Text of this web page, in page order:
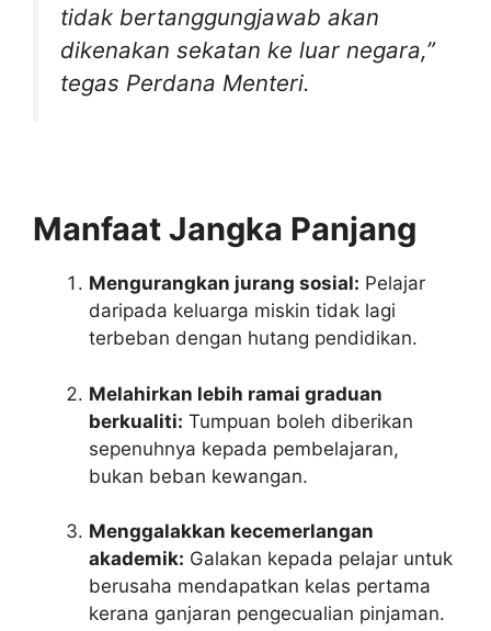
tidak bertanggungjawab akan
dikenakan sekatan ke luar negara,”
tegas Perdana Menteri.
Manfaat Jangka Panjang
Mengurangkan jurang sosial: Pelajar
daripada keluarga miskin tidak lagi
terbeban dengan hutang pendidikan.
Melahirkan lebih ramai graduan
berkualiti: Tumpuan boleh diberikan
sepenuhnya kepada pembelajaran,
bukan beban kewangan.
Menggalakkan kecemerlangan
akademik: Galakan kepada pelajar untuk
berusaha mendapatkan kelas pertama
kerana ganjaran pengecualian pinjaman.